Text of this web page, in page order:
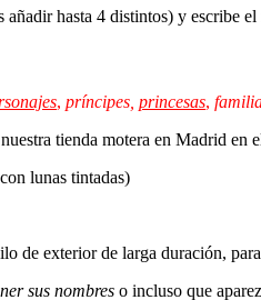
añadir hasta 4 distintos) y escribe
, príncipes, princesas,
tienda motera en Madrid
lunas tintadas)
de exterior de larga duración,
sus nombres o incluso que